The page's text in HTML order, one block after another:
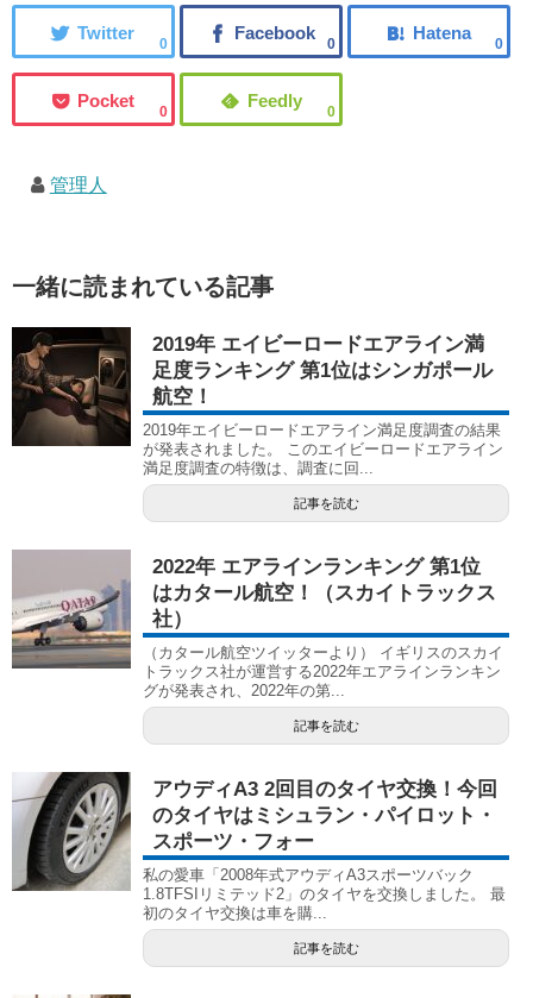
0 0 0
0 0
管理人
一緒に読まれている記事
2019年 エイビーロードエアライン満
足度ランキング 第1位はシンガポール
航空！
2019年エイビーロードエアライン満足度調査の結果
が発表されました。 このエイビーロードエアライン
満足度調査の特徴は、調査に回...
記事を読む
2022年 エアラインランキング 第1位
はカタール航空！（スカイトラックス
社）
（カタール航空ツイッターより） イギリスのスカイ
トラックス社が運営する2022年エアラインランキン
グが発表され、2022年の第...
記事を読む
アウディA3 2回目のタイヤ交換！今回
のタイヤはミシュラン・パイロット・
スポーツ・フォー
私の愛車「2008年式アウディA3スポーツバック
1.8TFSIリミテッド2」のタイヤを交換しました。 最
初のタイヤ交換は車を購...
記事を読む